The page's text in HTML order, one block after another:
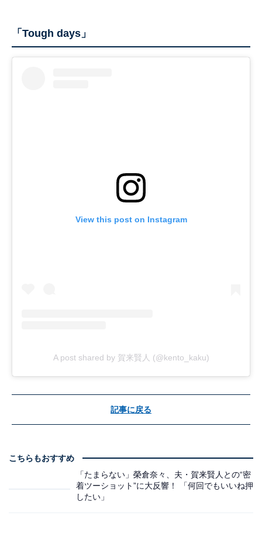
「Tough days」
View this post on Instagram
A post shared by 賀来賢人 (@kento_kaku)
記事に戻る
こちらもおすすめ
「たまらない」榮倉奈々、夫・賀来賢人との“密
着ツーショット”に大反響！ 「何回でもいいね押
したい」